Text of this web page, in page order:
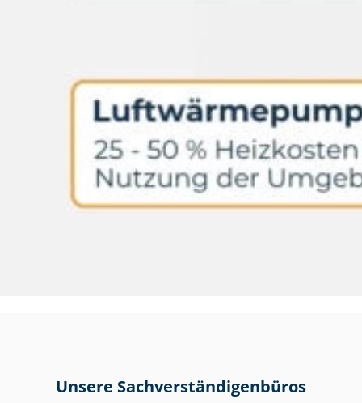
Unsere Sach­ver­stän­di­gen­bü­ros